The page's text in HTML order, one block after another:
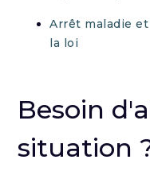
Arrêt maladie
la loi
Besoin
situation